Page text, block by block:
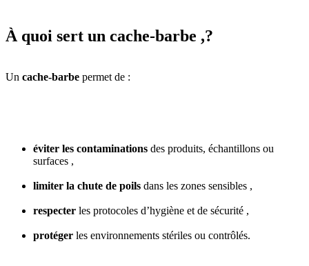
À quoi sert un cache-barbe ,?
Un cache-barbe permet de :
éviter les contaminations des produits, échantillons ou
surfaces ,
limiter la chute de poils dans les zones sensibles ,
respecter les protocoles d’hygiène et de sécurité ,
protéger les environnements stériles ou contrôlés.